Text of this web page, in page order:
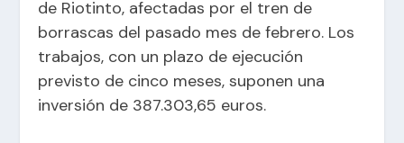
de Riotinto, afectadas por el tren de
borrascas del pasado mes de febrero. Los
trabajos, con un plazo de ejecución
previsto de cinco meses, suponen una
inversión de 387.303,65 euros.